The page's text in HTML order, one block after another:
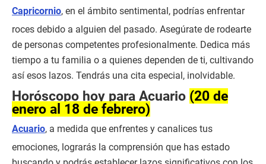
Capricornio, en el ámbito sentimental, podrías enfrentar
roces debido a alguien del pasado. Asegúrate de rodearte
de personas competentes profesionalmente. Dedica más
tiempo a tu familia o a quienes dependen de ti, cultivando
así esos lazos. Tendrás una cita especial, inolvidable.
Horóscopo hoy para Acuario (20 de
enero al 18 de febrero)
Acuario, a medida que enfrentes y canalices tus
emociones, lograrás la comprensión que has estado